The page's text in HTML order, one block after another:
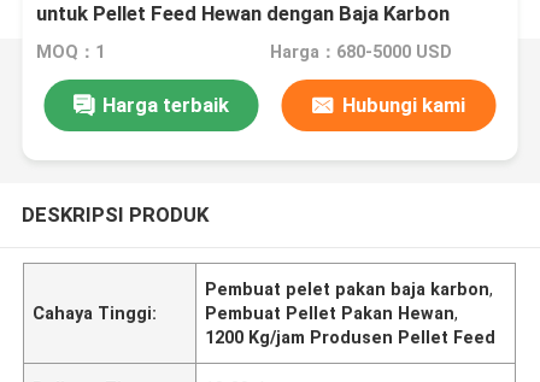
untuk Pellet Feed Hewan dengan Baja Karbon
MOQ：1 Harga：680-5000 USD
Harga terbaik Hubungi kami
DESKRIPSI PRODUK
Cahaya Tinggi:
Pembuat pelet pakan baja karbon,
Pembuat Pellet Pakan Hewan,
1200 Kg/jam Produsen Pellet Feed